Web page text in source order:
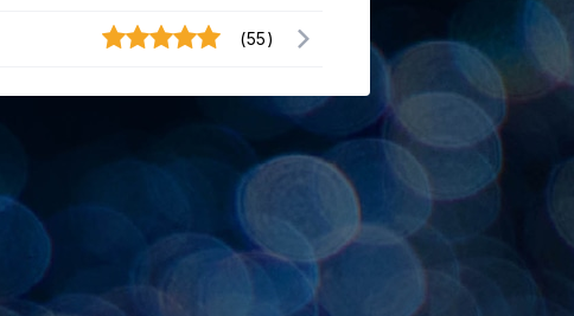
(55)